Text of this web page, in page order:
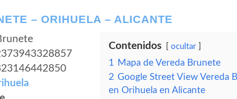
– ORIHUELA – ALICANTE
Contenidos ocultar
1 Mapa de Vereda Brunete
2 Google Street View Vereda
en Orihuela en Alicante